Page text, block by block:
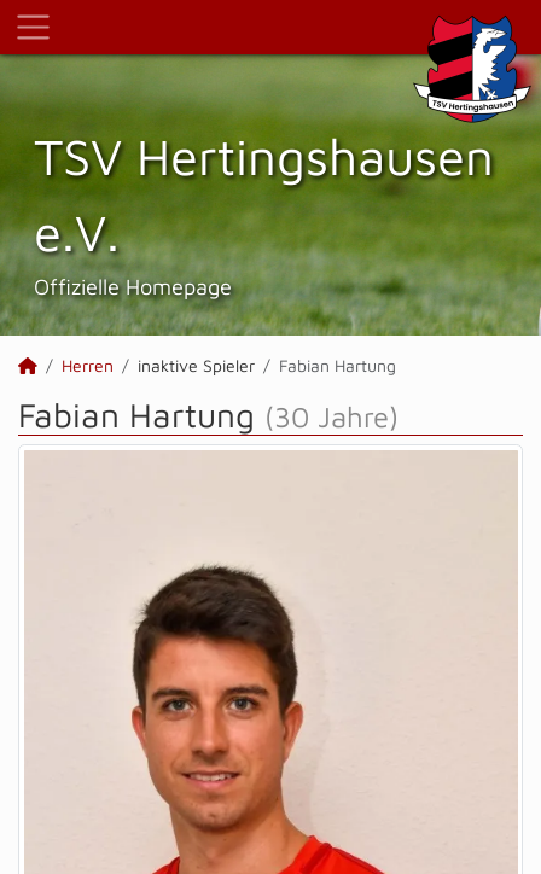
TSV Hertings­hausen
e.V.
Offizielle Homepage
Herren inaktive Spieler Fabian Hartung
Fabian Hartung (30 Jahre)